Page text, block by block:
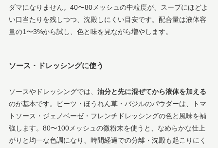
ダマになりません。40〜80メッシュの中粒度が、スープにほどよ
い口当たりを残しつつ、沈殿しにくい目安です。配合量は液体容
量の1〜3%から試し、色と味を見ながら増やします。
ソース・ドレッシングに使う
ソースやドレッシングでは、 油分と先に混ぜてから液体を加える
のが基本です。ビーツ・ほうれん草・バジルのパウダーは、トマ
トソース・ジェノベーゼ・フレンチドレッシングの色と風味を補
強します。80〜100メッシュの微粉末を使うと、なめらかな仕上
がりと均一な色調になり、時間経過での分離・沈殿も起こりにく